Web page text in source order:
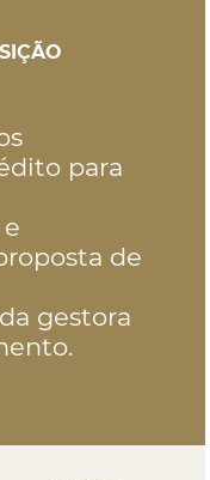
para
de
gestora